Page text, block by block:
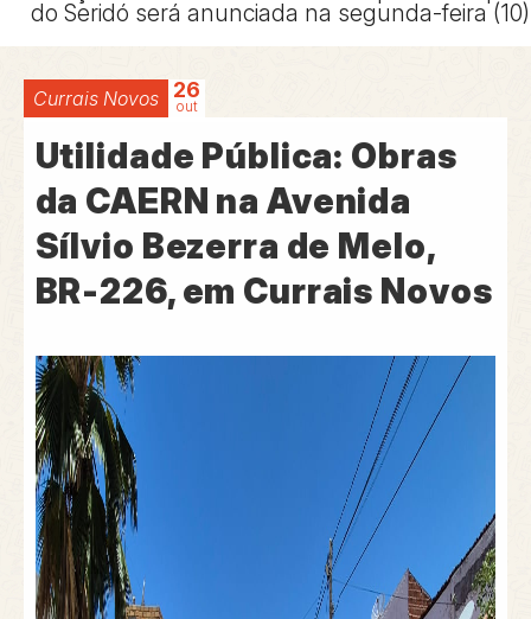
do Seridó será anunciada na segunda-feira (10)
Currais Novos 26
out
Utilidade Pública: Obras
da CAERN na Avenida
Sílvio Bezerra de Melo,
BR-226, em Currais Novos